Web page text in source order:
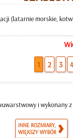
(latarnie morskie,
1 2 3
i wykonany
INNE ROZMIARY,
WIĘKSZY WYBÓR